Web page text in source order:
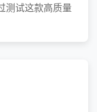
测试这款高质量